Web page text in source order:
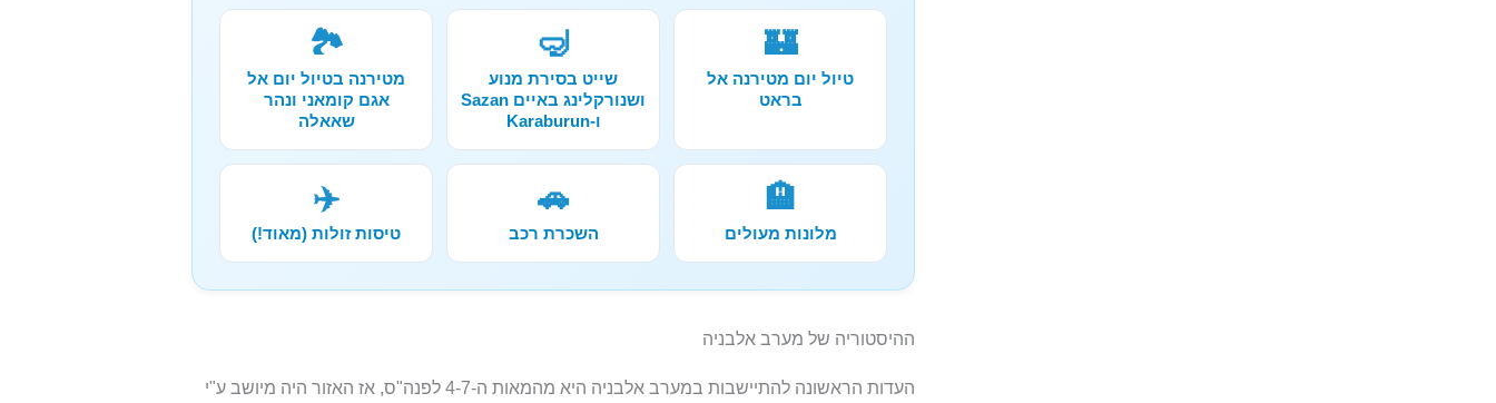
🏰
טיול יום מטירנה אל
בראט
🤿
שייט בסירת מנוע
ושנורקלינג באיים Sazan
ו-Karaburun
🏞️
מטירנה בטיול יום אל
אגם קומאני ונהר
שאאלה
🏨
מלונות מעולים
🚗
השכרת רכב
✈️
טיסות זולות (מאוד!)
ההיסטוריה של מערב אלבניה
העדות הראשונה להתיישבות במערב אלבניה היא מהמאות ה-4-7 לפנה"ס, אז האזור היה מיושב ע"י